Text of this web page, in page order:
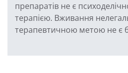
препаратів не є
терапією. Вживання
терапевтичною метою не є